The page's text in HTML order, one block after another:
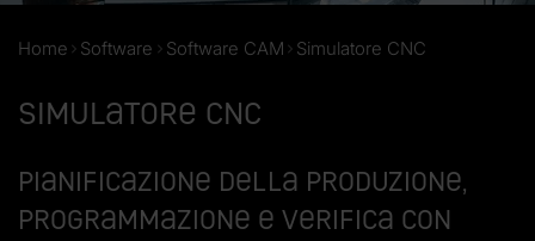
Home Software Software CAM Simulatore CNC
Simulatore CNC
Pianificazione della produzione,
programmazione e verifica con